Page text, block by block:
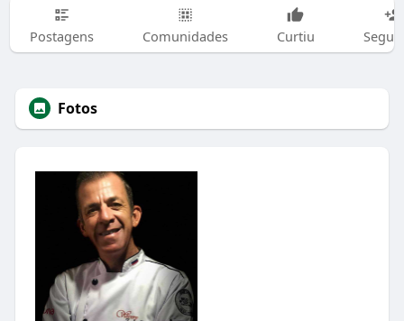
Postagens Comunidades Curtiu
Fotos